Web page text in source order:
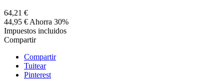
64,21 €
44,95 €Ahorra 30%
Impuestos incluidos
Compartir
Compartir
Tuitear
Pinterest